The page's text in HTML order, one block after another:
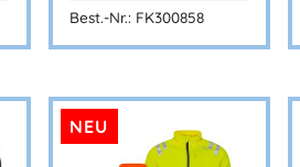
Best.-Nr.: FK300858
NEU